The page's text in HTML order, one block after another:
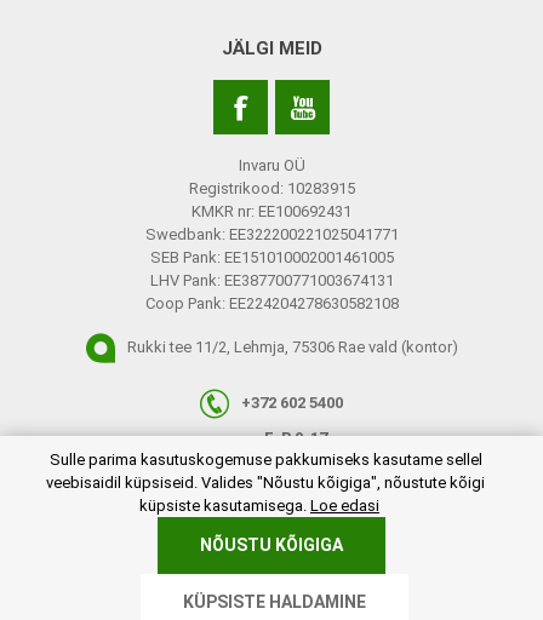
JÄLGI MEID
Invaru OÜ
Registrikood: 10283915
KMKR nr: EE100692431
Swedbank: EE322200221025041771
SEB Pank: EE151010002001461005
LHV Pank: EE387700771003674131
Coop Pank: EE224204278630582108
Rukki tee 11/2, Lehmja, 75306 Rae vald (kontor)
+372 602 5400
E-R 9-17
info@invaru.ee
Powered bynopCommerce
Sulle parima kasutuskogemuse pakkumiseks kasutame sellel
veebisaidil küpsiseid. Valides "Nõustu kõigiga", nõustute kõigi
küpsiste kasutamisega. Loe edasi
NÕUSTU KÕIGIGA
KÜPSISTE HALDAMINE